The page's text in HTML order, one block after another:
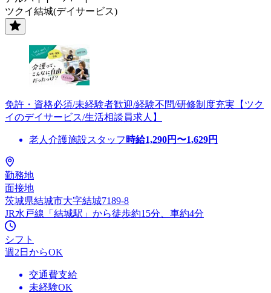
ツクイ結城(デイサービス)
免許・資格必須/未経験者歓迎/経験不問/研修制度充実【ツク
イのデイサービス/生活相談員求人】
老人介護施設スタッフ 時給1,290円〜1,629円
勤務地
面接地
茨城県結城市大字結城7189-8
JR水戸線「結城駅」から徒歩約15分、車約4分
シフト
週2日からOK
交通費支給
未経験OK